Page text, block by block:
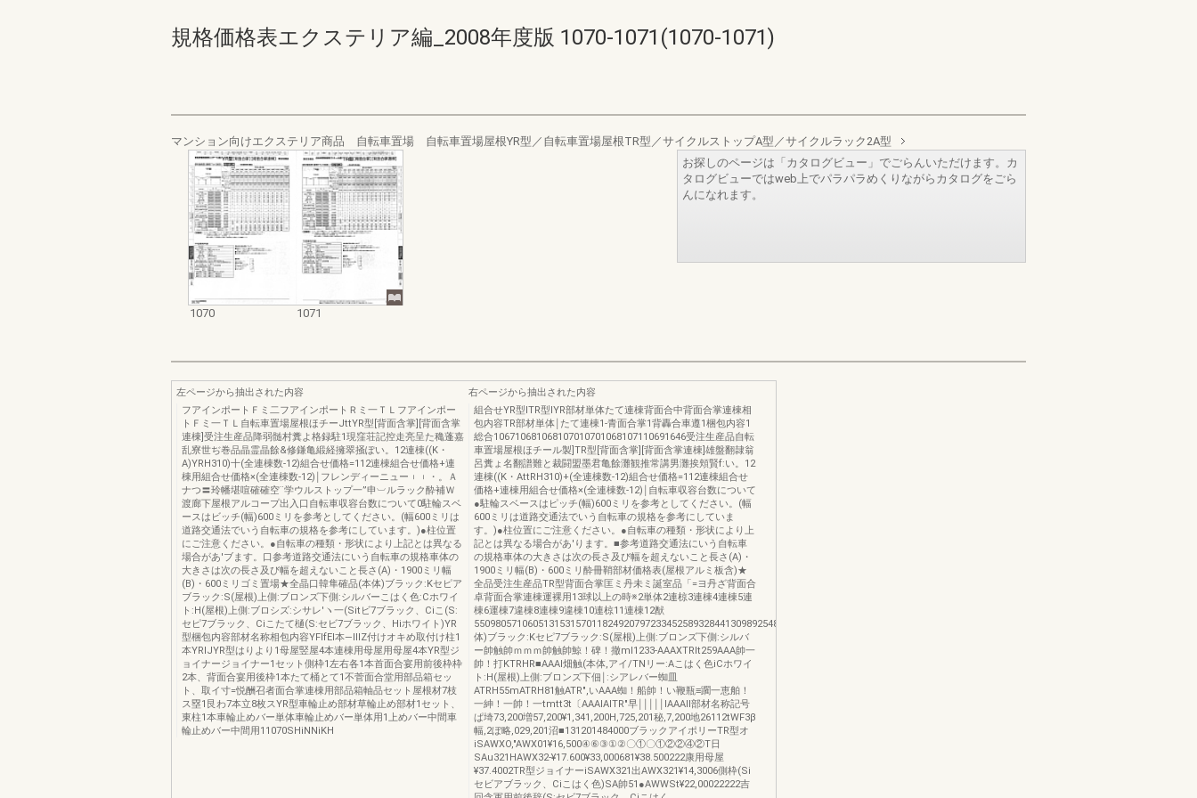
規格価格表エクステリア編_2008年度版 1070-1071(1070-1071)
マンション向けエクステリア商品 自転車置場 自転車置場屋根YR型／自転車置場屋根TR型／サイクルストップA型／サイクルラック2A型
1070 1071
お探しのページは「カタログビュー」でごらんいただけます。カ
タログビューではweb上でパラパラめくりながらカタログをごら
んになれます。
左ページから抽出された内容
フアインポートＦミ二フアインポートＲミ一ＴＬフアインポー
トＦミ一ＴＬ自転車置場屋根ほチーJttYR型[背面含掌][背面含掌
連棟]受注生産品降弱髄村糞よ格録駐1現窪荘記控走亮呈た穐蓬嘉
乱寮世ぢ巻品晶霊晶餘&修鎌亀緞経擁翠掻ぽい。12連棟((K・
A)YRH310)十(全連棟数-12)組合せ価格=112連棟組合せ価格+連
棟用組合せ価格×(全連棟数-12)￨フレンディーニュー︲︲・。Ａ
ナつ〓玲幡堪喧確確空¨学ウルストップ一”申︺ルラック酔補Ｗ
渡廊下屋根アルコープ出入口自転車収容台数について0駐輪スベ
ースはビッチ(幅)600ミリを参考としてください。(幅600ミリは
道路交通法でいう自転車の規格を参考にしています。)●柱位置
にご注意ください。●自転車の種類・形状により上記とは異なる
場合があ'ブます。口参考道路交通法にいう自転車の規格車体の
大きさは次の長さ及び幅を超えないこと長さ(A)・1900ミリ幅
(B)・600ミリゴミ置場★全晶口韓隼確品(本体)ブラック:Kセピア
ブラック:S(屋根)上側:ブロンズ下側:シルバーこはく色:Cホワイ
ト:H(屋根)上側:ブロシズ:シサレ′ヽ一(Sitビ7ブラック、Ciこ(S:
セピ7ブラック、Ciこたて樋(S:セビ7ブラック、Hiホワイト)YR
型梱包内容部材名称相包内容YFlfEl本―lllZ付けオキめ取付け柱1
本YRIJYR型はりより1母屋竪屋4本連棟用母屋用母屋4本YR型ジ
ョイナージョイナー1セット側枠1左右各1本首面合宴用前後枠枠
2本、背面合宴用後枠1本たて桶とて1不菅面合堂用部品箱セッ
ト、取イ寸=悦酬召者面合掌連棟用部品箱軸品セット屋根材7枝
ス塁1艮わ7本立8枚スYR型車輪止め部材草輪止め部材1セット、
東柱1本車輪止めバー単体車輪止めバー単体用1上めバー中間車
輪止めバー中間用11070SHiNNiKH
右ページから抽出された内容
組合せYR型ITR型IYR部材単体たて連棟背面合中背面合掌連棟相
包内容TR部材単体￨たて連棟1‐青面合掌1背轟合車遵1梱包内容1
総合106710681068107010701068107110691646受注生産品自転
車置場屋根ほチール製]TR型[背面含掌][背面含掌連棟]雄盤翻隷翁
呂糞ょ名翻譜難と裁闘盟墨君亀餘灘観推常講男灘挨頬賢f:い。12
連棟((K・AttRH310)+(全連棟数-12)組合せ価格=112連棟組合せ
価格+連棟用組合せ価格×(全連棟数-12)￨自転車収容台数について
●駐輪スベースはピッチ(幅)600ミリを参考としてください。(幅
600ミリは道路交通法でいう自転車の規格を参考にしていま
す。)●柱位置にご注意ください。●自転車の種類・形状により上
記とは異なる場合があ'ります。■参考道路交通法にいう自転車
の規格車体の大きさは次の長さ及び幅を超えないこと長さ(A)・
1900ミリ幅(B)・600ミリ酔冊鞘部材価格表(屋根アルミ板含)★
全品受注生産品TR型背面合掌匡ミ丹未ミ誕室品「=ヨ丹ざ背面合
卓背面合掌連棟運裸用13球以上の時※2単体2連椋3連棟4連棟5連
棟6運棟7違棟8連棟9違棟10連椋11連棟12猷
550980571060513153157011824920797233452589328441309892548(本
体)ブラック:Kセピ7ブラック:S(屋根)上側:ブロンズ下側:シルバ
ー帥触帥ｍｍｍ帥触帥鯨！碑！撤ml1233‐AAAXTRlt259AAA帥一
帥！打KTRHR■AAAI畑触(本体,アイ/TNリー:Aこはく色iCホワイ
ト:H(屋根)上側:ブロンズ下佃￨:シアレバー蜘皿
ATRH55mATRH81触ATR",いAAA蜘！船帥！い鞭瓶≡躙一恵舶！
一紳！一帥！一tmtt3t〔AAAIAITR"早￨￨￨￨￨IAAAII部材名称記号
ぱ埼73,200増57,200¥1,341,200H,725,201秘,7,200地26112tWF3β
幅,2ぼ略,029,201沼■131201484000ブラックアイポリーTR型オ
iSAWXO,"AWX01¥16,500④⑥③①②〇①〇①②②④②T日
SAu321HAWX32‐¥17.600¥33,000681¥38.500222康用母屋
¥37.4002TR型ジョイナーiSAWX321出AWX321¥14,3006側枠(Si
セビアブラック、Ciこはく色)SA帥51●AWWSt¥22,00022222吉